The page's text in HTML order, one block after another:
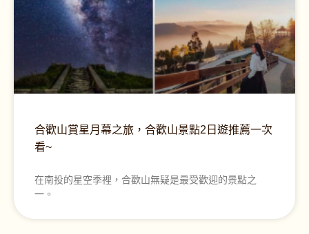
合歡山賞星月幕之旅，合歡山景點2日遊推薦一次
看~
在南投的星空季裡，合歡山無疑是最受歡迎的景點之
一。